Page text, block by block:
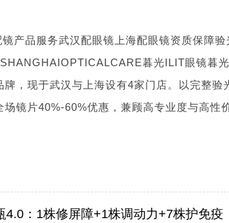
产品服务武汉配眼镜上海配眼镜资质保障验
暮光ILIT眼镜暮
，现于武汉与上海设有4家门店。以完整验
镜片40%-60%优惠，兼顾高专业度与高性
：1株修屏障+1株调动力+7株护免疫